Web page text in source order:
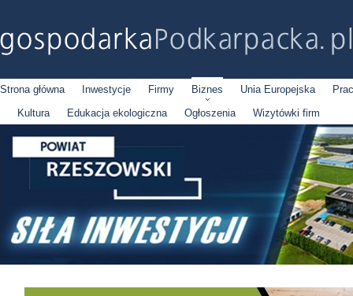
Strona główna Inwestycje Firmy Biznes Unia Europejska
Kultura
Edukacja ekologiczna Ogłoszenia Wizytówki firm